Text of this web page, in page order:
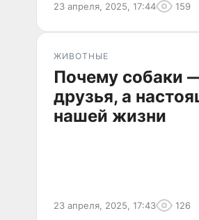
23 апреля, 2025, 17:44 159
ЖИВОТНЫЕ
Почему собаки
друзья, а
нашей жизни
23 апреля, 2025, 17:43 126